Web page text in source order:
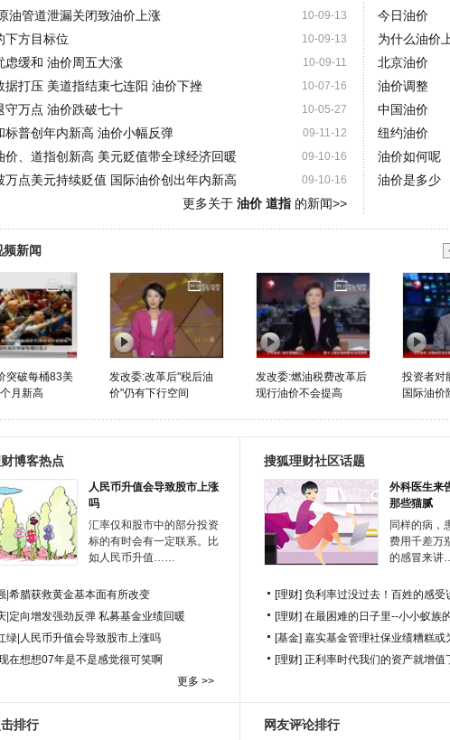
10-09-13
油管道泄漏关闭致油价上涨
10-09-13
下方目标位
10-09-11
虑缓和 油价周五大涨
10-07-16
据打压 美道指结束七连阳 油价下挫
10-05-27
守万点 油价跌破七十
09-11-12
标普创年内新高 油价小幅反弹
09-10-16
价、道指创新高 美元贬值带全球经济回暖
09-10-16
万点美元持续贬值 国际油价创出年内新高
更多关于 油价 道指的新闻>>
今日油价
为什么油价
北京油价
油价调整
中国油价
纽约油价
油价如何呢
油价是多少
新闻
突破每桶83美
月新高
发改委:改革后"税后油
价"仍有下行空间
发改委:燃油税费改革后
现行油价不会提高
投资者对
国际油价
博客热点
人民币升值会导致股市上涨
吗
汇率仅和股市中的部分投资
标的有时会有一定联系。比
如人民币升值……
希腊获救黄金基本面有所改变
定向增发强劲反弹 私募基金业绩回暖
绿 人民币升值会导致股市上涨吗
在想想07年是不是感觉很可笑啊
更多 >>
搜狐理财社区话题
外科医生来
那些猫腻
同样的病，
费用千差万
的感冒来
[理财] 负利率过没过去！百姓的感受
[理财] 在最困难的日子里--小小蚁族
[基金] 嘉实基金管理社保业绩糟糕或
[理财] 正利率时代我们的资产就增值
排行 网友评论排行